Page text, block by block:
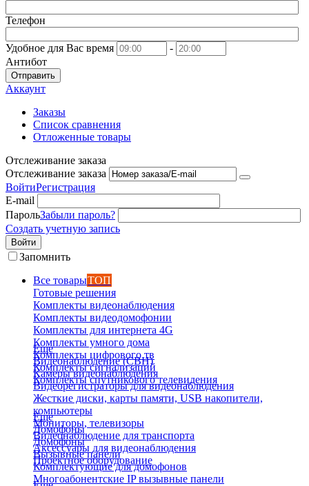
Телефон
Удобное для Вас время
-
Антибот
Отправить
Аккаунт
Заказы
Список сравнения
Отложенные товары
Отслеживание заказа
Отслеживание заказа
ВойтиРегистрация
E-mail
ПарольЗабыли пароль?
Создать учетную запись
Войти
Запомнить
Все товарыТОП
Готовые решения
Комплекты видеонаблюдения
Комплекты видеодомофонии
Комплекты для интернета 4G
Комплекты умного дома
Комплекты цифрового тв
Комплекты сигнализаций
Комплекты спутникового телевидения
Еще
Видеонаблюдение (СВН)
Камеры видеонаблюдения
Видеорегистраторы для видеонаблюдения
Жесткие диски, карты памяти, USB накопители,
компьютеры
Мониторы, телевизоры
Видеонаблюдение для транспорта
Аксессуары для видеонаблюдения
Проектное оборудование
Еще
Домофоны
Домофоны
Вызывные панели
Комплектующие для домофонов
Многоабонентские IP вызывные панели